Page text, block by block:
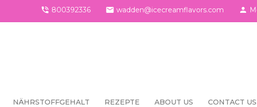
 800392336  wadden@icecreamflavors.com 
NÄHRSTOFFGEHALT REZEPTE ABOUT US CONTACT US